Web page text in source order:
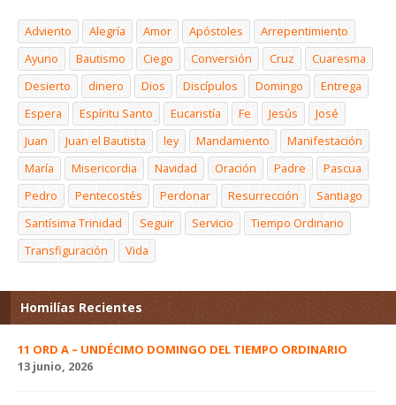
Adviento Alegría Amor Apóstoles
Arrepentimiento
Ayuno
Bautismo Ciego Conversión Cruz
Cuaresma
Desierto
dinero Dios Discípulos Domingo
Entrega
Espera
Espíritu Santo Eucaristía Fe Jesús
José
Juan
Juan el Bautista ley Mandamiento
Manifestación
María
Misericordia Navidad Oración Padre
Pascua
Pedro
Pentecostés Perdonar Resurrección
Santiago
Santísima Trinidad
Seguir Servicio
Tiempo Ordinario
Transfiguración
Vida
Homilías Recientes
11 ORD A – UNDÉCIMO DOMINGO DEL TIEMPO ORDINARIO
13 junio, 2026